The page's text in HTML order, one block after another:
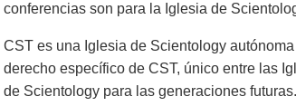
conferencias son para la Iglesia de
CST es una Iglesia de Scientology
derecho específico de CST, único entre las
de Scientology para las generaciones